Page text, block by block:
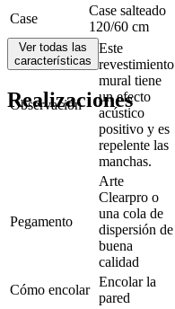
Case
Case salteado
120/60 cm
Observación
Este
revestimiento
mural tiene
un efecto
acústico
positivo y es
repelente las
manchas.
Pegamento
Arte
Clearpro o
una cola de
dispersión de
buena
calidad
Cómo encolar
Encolar la
pared
Ver todas las
características
Realizaciones